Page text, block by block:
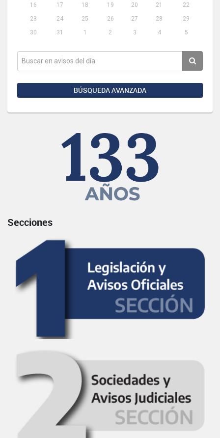
16
17 18 19 20 21
22
23
24 25 26 27 28
29
30
31 1 2 3 4 5
BÚSQUEDA AVANZADA
Secciones